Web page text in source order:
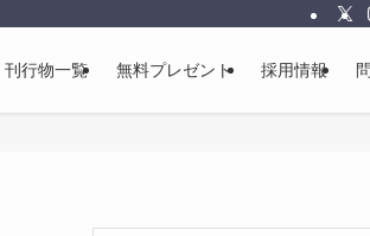
刊行物一覧 無料プレゼント 採用情報